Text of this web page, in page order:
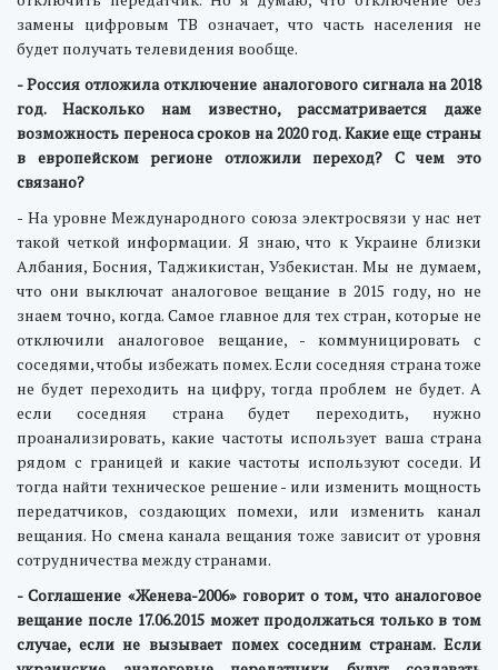
замены цифровым ТВ означает, что часть населения не
будет получать телевидения вообще.
- Россия отложила отключение аналогового сигнала на 2018
год. Насколько нам известно, рассматривается даже
возможность переноса сроков на 2020 год. Какие еще страны
в европейском регионе отложили переход? С чем это
связано?
- На уровне Международного союза электросвязи у нас нет
такой четкой информации. Я знаю, что к Украине близки
Албания, Босния, Таджикистан, Узбекистан. Мы не думаем,
что они выключат аналоговое вещание в 2015 году, но не
знаем точно, когда. Самое главное для тех стран, которые не
отключили аналоговое вещание, - коммуницировать с
соседями, чтобы избежать помех. Если соседняя страна тоже
не будет переходить на цифру, тогда проблем не будет. А
если соседняя страна будет переходить, нужно
проанализировать, какие частоты использует ваша страна
рядом с границей и какие частоты используют соседи. И
тогда найти техническое решение - или изменить мощность
передатчиков, создающих помехи, или изменить канал
вещания. Но смена канала вещания тоже зависит от уровня
сотрудничества между странами.
- Соглашение «Женева-2006» говорит о том, что аналоговое
вещание после 17.06.2015 может продолжаться только в том
случае, если не вызывает помех соседним странам. Если